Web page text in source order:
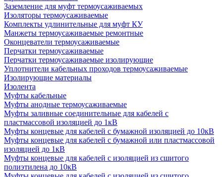
Заземление для муфт термоусаживаемых
Изоляторы термоусаживаемые
Комплекты удлинительные для муфт КУ
Манжеты термоусаживаемые ремонтные
Оконцеватели термоусаживаемые
Перчатки термоусаживаемые
Перчатки термоусаживаемые изолирующие
Уплотнители кабельных проходов термоусаживаемые
Изолирующие материалы
Изолента
Муфты кабельные
Муфты анодные термоусаживаемые
Муфты заливные соединительные для кабелей с
пластмассовой изоляцией до 1кВ
Муфты концевые для кабелей с бумажной изоляцией до 10кВ
Муфты концевые для кабелей с бумажной или пластмассовой
изоляцией до 1кВ
Муфты концевые для кабелей с изоляцией из сшитого
полиэтилена до 10кВ